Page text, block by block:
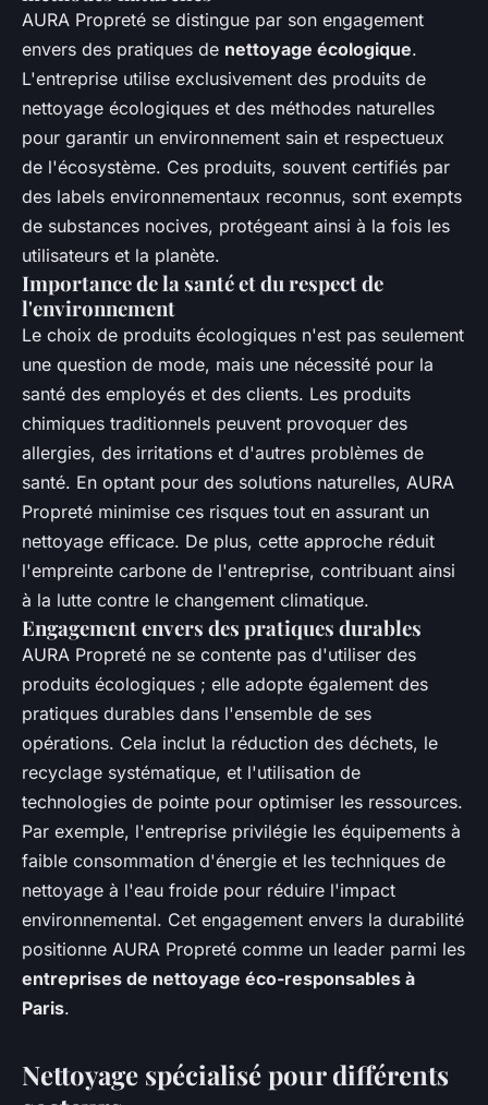
AURA Propreté se distingue par son engagement
envers des pratiques de nettoyage écologique.
L'entreprise utilise exclusivement des produits de
nettoyage écologiques et des méthodes naturelles
pour garantir un environnement sain et respectueux
de l'écosystème. Ces produits, souvent certifiés par
des labels environnementaux reconnus, sont exempts
de substances nocives, protégeant ainsi à la fois les
utilisateurs et la planète.
Importance de la santé et du respect de
l'environnement
Le choix de produits écologiques n'est pas seulement
une question de mode, mais une nécessité pour la
santé des employés et des clients. Les produits
chimiques traditionnels peuvent provoquer des
allergies, des irritations et d'autres problèmes de
santé. En optant pour des solutions naturelles, AURA
Propreté minimise ces risques tout en assurant un
nettoyage efficace. De plus, cette approche réduit
l'empreinte carbone de l'entreprise, contribuant ainsi
à la lutte contre le changement climatique.
Engagement envers des pratiques durables
AURA Propreté ne se contente pas d'utiliser des
produits écologiques ; elle adopte également des
pratiques durables dans l'ensemble de ses
opérations. Cela inclut la réduction des déchets, le
recyclage systématique, et l'utilisation de
technologies de pointe pour optimiser les ressources.
Par exemple, l'entreprise privilégie les équipements à
faible consommation d'énergie et les techniques de
nettoyage à l'eau froide pour réduire l'impact
environnemental. Cet engagement envers la durabilité
positionne AURA Propreté comme un leader parmi les
entreprises de nettoyage éco-responsables à
Paris.
Nettoyage spécialisé pour différents